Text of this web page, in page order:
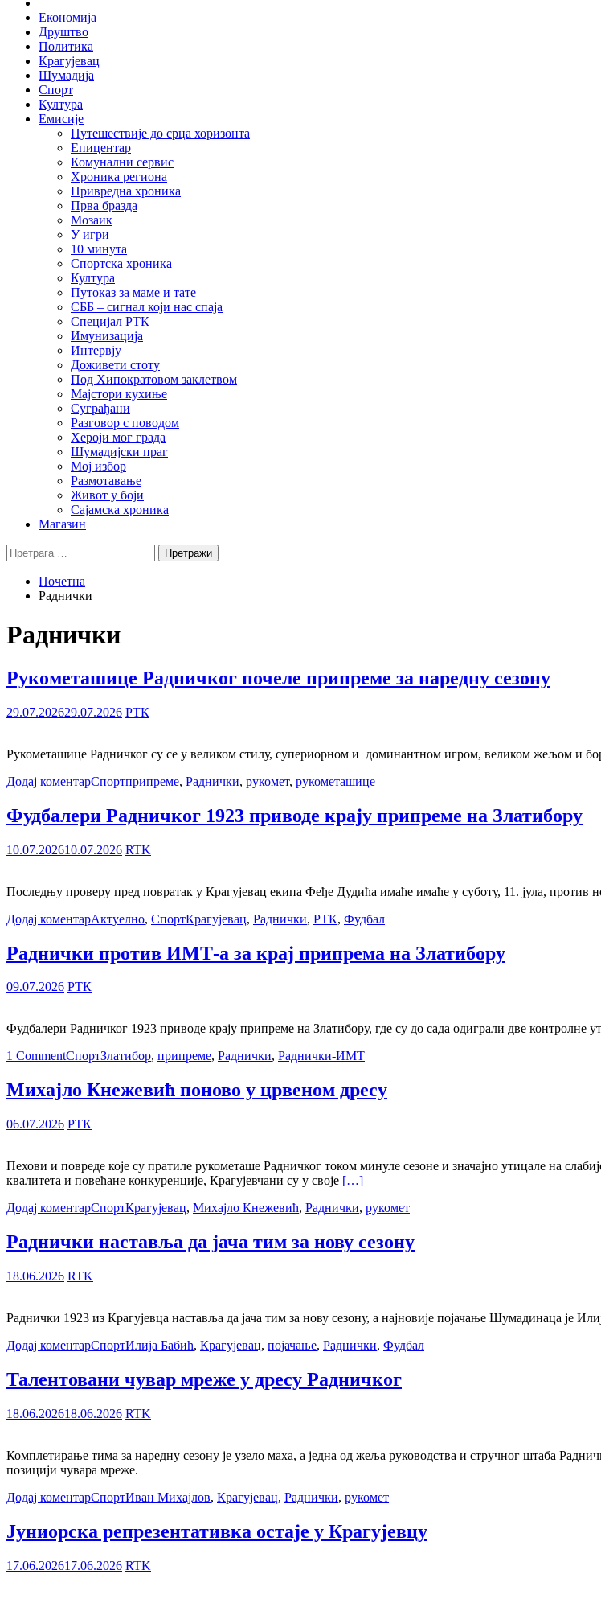
Економија
Друштво
Политика
Крагујевац
Шумадија
Спорт
Култура
Емисије
Путешествије до срца хоризонта
Епицентар
Комунални сервис
Хроника региона
Привредна хроника
Прва бразда
Мозаик
У игри
10 минута
Спортска хроника
Култура
Путоказ за маме и тате
СББ – сигнал који нас спаја
Специјал РТК
Имунизација
Интервју
Доживети стоту
Под Хипократовом заклетвом
Мајстори кухиње
Суграђани
Разговор с поводом
Хероји мог града
Шумадијски праг
Мој избор
Размотавање
Живот у боји
Сајамска хроника
Магазин
Претрага
за:
Почетна
Раднички
Раднички
Рукометашице Радничког почеле припреме за наредну сезону
29.07.202629.07.2026 РТК
Рукометашице Радничког су се у великом стилу, супериорном и доминантном игром, великом жељом и
Додај коментарСпортприпреме, Раднички, рукомет, рукометашице
Фудбалери Радничког 1923 приводе крају припреме на Златибору
10.07.202610.07.2026 RTK
Последњу проверу пред повратак у Крагујевац екипа Феђе Дудића имаће имаће у суботу, 11. јула, против
Додај коментарАктуелно, СпортКрагујевац, Раднички, РТК, Фудбал
Раднички против ИМТ-а за крај припрема на Златибору
09.07.2026 РТК
Фудбалери Радничког 1923 приводе крају припреме на Златибору, где су до сада одиграли две контролне
1 CommentСпортЗлатибор, припреме, Раднички, Раднички-ИМТ
Михајло Кнежевић поново у црвеном дресу
06.07.2026 РТК
Пехови и повреде које су пратиле рукометаше Радничког током минуле сезоне и значајно утицале на
квалитета и повећане конкуренције, Крагујевчани су у своје […]
Додај коментарСпортКрагујевац, Михајло Кнежевић, Раднички, рукомет
Раднички наставља да јача тим за нову сезону
18.06.2026 RTK
Раднички 1923 из Крагујевца наставља да јача тим за нову сезону, а најновије појачање Шумадинаца је
Додај коментарСпортИлија Бабић, Крагујевац, појачање, Раднички, Фудбал
Талентовани чувар мреже у дресу Радничког
18.06.202618.06.2026 RTK
Комплетирање тима за наредну сезону је узело маха, а једна од жеља руководства и стручног штаба
позицији чувара мреже.
Додај коментарСпортИван Михајлов, Крагујевац, Раднички, рукомет
Јуниорска репрезентативка остаје у Крагујевцу
17.06.202617.06.2026 RTK